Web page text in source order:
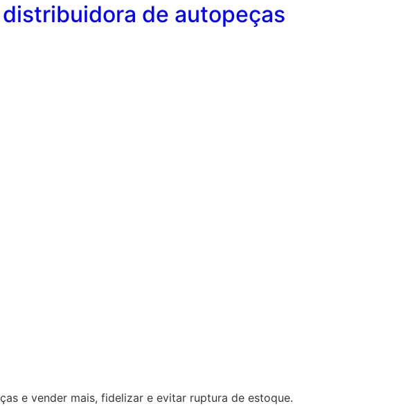
de autopeças
e vender mais, fidelizar e evitar ruptura de estoque.